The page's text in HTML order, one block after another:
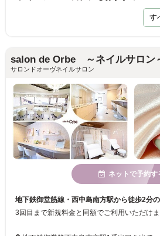
す
salon de Orbe ～ネイルサロン
サロンドオーヴネイルサロン
ネットで予約す
地下鉄御堂筋線・西中島南方駅から徒歩2分